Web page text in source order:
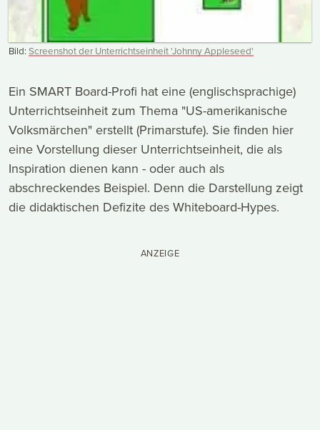
Bild:Screenshot der Unterrichtseinheit 'Johnny Appleseed'
Ein SMART Board-Profi hat eine (englischsprachige)
Unterrichtseinheit zum Thema "US-amerikanische
Volksmärchen" erstellt (Primarstufe). Sie finden hier
eine Vorstellung dieser Unterrichtseinheit, die als
Inspiration dienen kann - oder auch als
abschreckendes Beispiel. Denn die Darstellung zeigt
die didaktischen Defizite des Whiteboard-Hypes.
ANZEIGE